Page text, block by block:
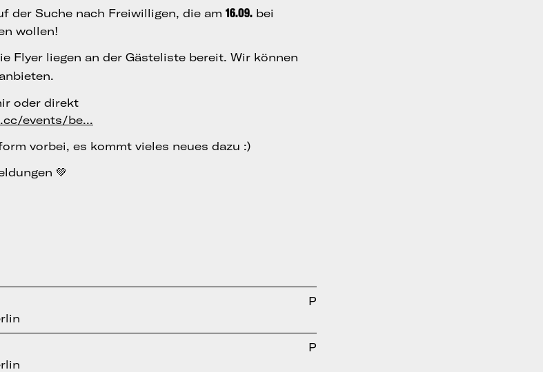
der Suche nach Freiwilligen, die am 16.09. bei
wollen!
Flyer liegen an der Gästeliste bereit. Wir können
oder direkt
events/be...
vorbei, es kommt vieles neues dazu :)
💚
P
P